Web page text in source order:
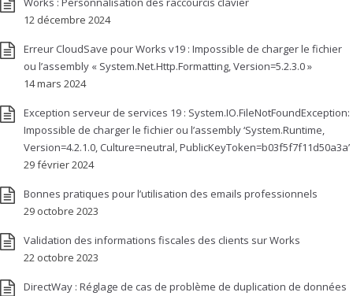
12 décembre 2024
Erreur CloudSave pour Works v19 : Impossible de charger le fichier
ou l’assembly « System.Net.Http.Formatting, Version=5.2.3.0 »
14 mars 2024
Exception serveur de services 19 : System.IO.FileNotFoundException:
Impossible de charger le fichier ou l’assembly ‘System.Runtime,
Version=4.2.1.0, Culture=neutral, PublicKeyToken=b03f5f7f11d50a3a’
29 février 2024
Bonnes pratiques pour l’utilisation des emails professionnels
29 octobre 2023
Validation des informations fiscales des clients sur Works
22 octobre 2023
DirectWay : Réglage de cas de problème de duplication de données